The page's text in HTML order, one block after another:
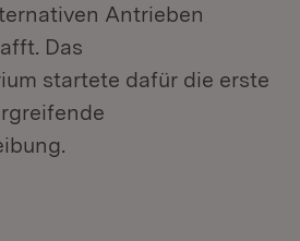
Antrieben
Das
startete dafür die erste